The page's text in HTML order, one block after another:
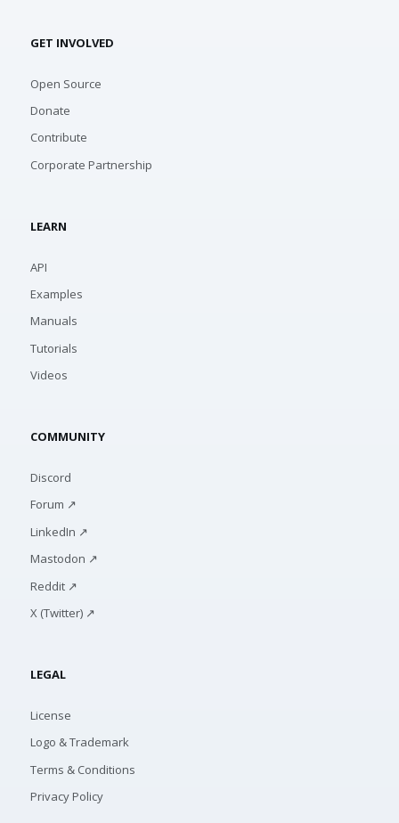
GET INVOLVED
Open Source
Donate
Contribute
Corporate Partnership
LEARN
API
Examples
Manuals
Tutorials
Videos
COMMUNITY
Discord
Forum ↗
LinkedIn ↗
Mastodon ↗
Reddit ↗
X (Twitter) ↗
LEGAL
License
Logo & Trademark
Terms & Conditions
Privacy Policy